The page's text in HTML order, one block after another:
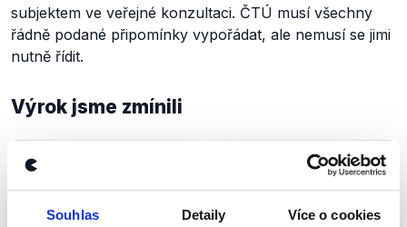
Souhlas Detaily Více o cookies
subjektem ve veřejné konzultaci. ČTÚ musí všechny
řádně podané připomínky vypořádat, ale nemusí se jimi
nutně řídit.
Výrok jsme zmínili